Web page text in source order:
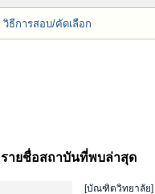
วิธีการสอบ/คัดเลือก
รายชื่อสถาบันที่พบล่าสุด
[บัณฑิตวิทยาลัย]